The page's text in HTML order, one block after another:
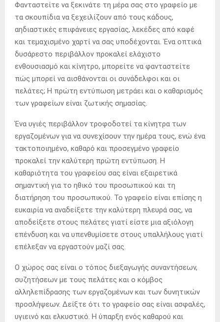
Φανταστείτε να ξεκινάτε τη μέρα σας στο γραφείο με
τα σκουπίδια να ξεχειλίζουν από τους κάδους,
αηδιαστικές επιφάνειες εργασίας, λεκέδες από καφέ
και τεμαχισμένο χαρτί να σας υποδέχονται. Ένα οπτικά
δυσάρεστο περιβάλλον προκαλεί ελάχιστο
ενθουσιασμό και κίνητρο, μπορείτε να φανταστείτε
πώς μπορεί να αισθάνονται οι συνάδελφοι και οι
πελάτες; Η πρώτη εντύπωση μετράει και ο καθαρισμός
των γραφείων είναι ζωτικής σημασίας.
Ένα υγιές περιβάλλον τροφοδοτεί τα κίνητρα των
εργαζομένων για να συνεχίσουν την ημέρα τους, ενώ ένα
τακτοποιημένο, καθαρό και προσεγμένο γραφείο
προκαλεί την καλύτερη πρώτη εντύπωση. Η
καθαριότητα του γραφείου σας είναι εξαιρετικά
σημαντική για το ηθικό του προσωπικού και τη
διατήρηση του προσωπικού. Το γραφείο είναι επίσης η
ευκαιρία να αναδείξετε την καλύτερη πλευρά σας, να
αποδείξετε στους πελάτες γιατί είστε μια αξιόλογη
επένδυση και να υπενθυμίσετε στους υπαλλήλους γιατί
επέλεξαν να εργαστούν μαζί σας.
Ο χώρος σας είναι ο τόπος διεξαγωγής συναντήσεων,
συζητήσεων με τους πελάτες και ο κόμβος
αλληλεπίδρασης των εργαζομένων και των δυνητικών
προσλήψεων. Δείξτε ότι το γραφείο σας είναι ασφαλές,
υγιεινό και ελκυστικό. Η ύπαρξη ενός καθαρού και